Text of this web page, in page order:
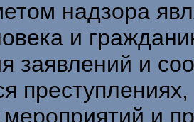
надзора
и
заявлений и
и